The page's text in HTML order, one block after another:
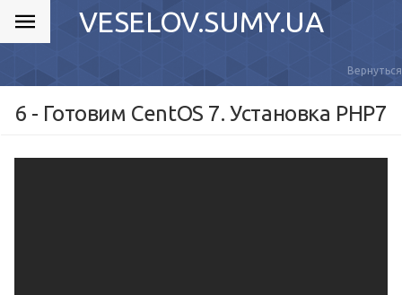
VESELOV.SUMY.UA
Вернуться
6 - Готовим CentOS 7. Установка PHP7